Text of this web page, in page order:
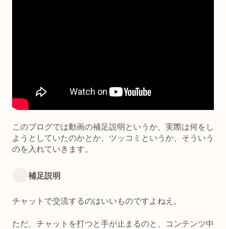
このブログでは動画の補足説明というか、実際は何をし
ようとしていたのかとか、ツッコミというか、そういう
のを入れていきます。
補足説明
チャットで交流するのはいいものですよねえ。
ただ、チャットを打つと手が止まるのと、コンテンツ中